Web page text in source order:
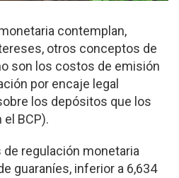
contemplan,
otros conceptos de
son los costos de emisión
por encaje legal
los depósitos que los
BCP).
regulación monetaria
guaraníes, inferior a 6,634